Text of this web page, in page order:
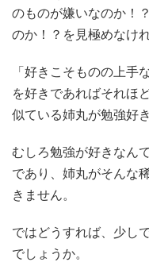
のものが嫌いなのか！
のか！？を見極めなけ
「好きこそものの上手
を好きであればそれほ
似ている姉丸が勉強好
むしろ勉強が好きなん
であり、姉丸がそんな
きません。
ではどうすれば、少し
でしょうか。